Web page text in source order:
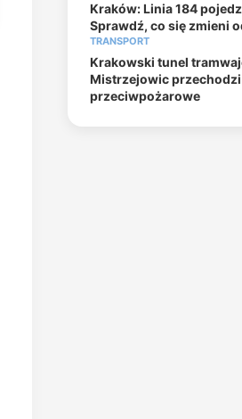
Kraków: Linia 184
Sprawdź, co się zmieni
TRANSPORT
Krakowski tunel
Mistrzejowic
przeciwpożarowe